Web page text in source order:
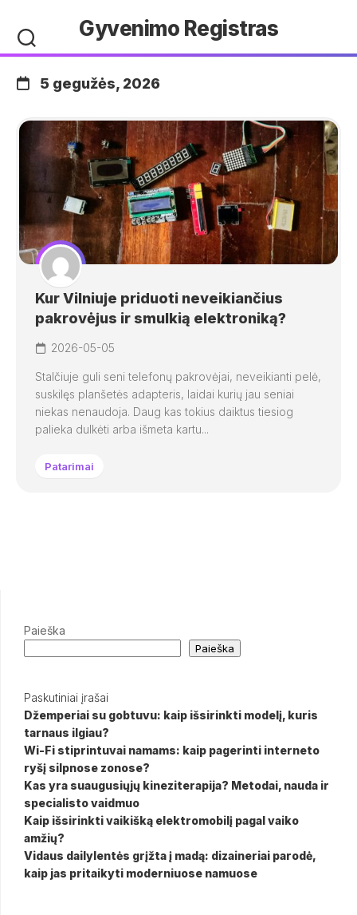
content
Gyvenimo Registras
5 gegužės, 2026
Kur Vilniuje priduoti neveikiančius
pakrovėjus ir smulkią elektroniką?
2026-05-05
Stalčiuje guli seni telefonų pakrovėjai, neveikianti pelė,
suskilęs planšetės adapteris, laidai kurių jau seniai
niekas nenaudoja. Daug kas tokius daiktus tiesiog
palieka dulkėti arba išmeta kartu...
Patarimai
Paieška
Paieška
Paskutiniai įrašai
Džemperiai su gobtuvu: kaip išsirinkti modelį, kuris
tarnaus ilgiau?
Wi-Fi stiprintuvai namams: kaip pagerinti interneto
ryšį silpnose zonose?
Kas yra suaugusiųjų kineziterapija? Metodai, nauda ir
specialisto vaidmuo
Kaip išsirinkti vaikišką elektromobilį pagal vaiko
amžių?
Vidaus dailylentės grįžta į madą: dizaineriai parodė,
kaip jas pritaikyti moderniuose namuose